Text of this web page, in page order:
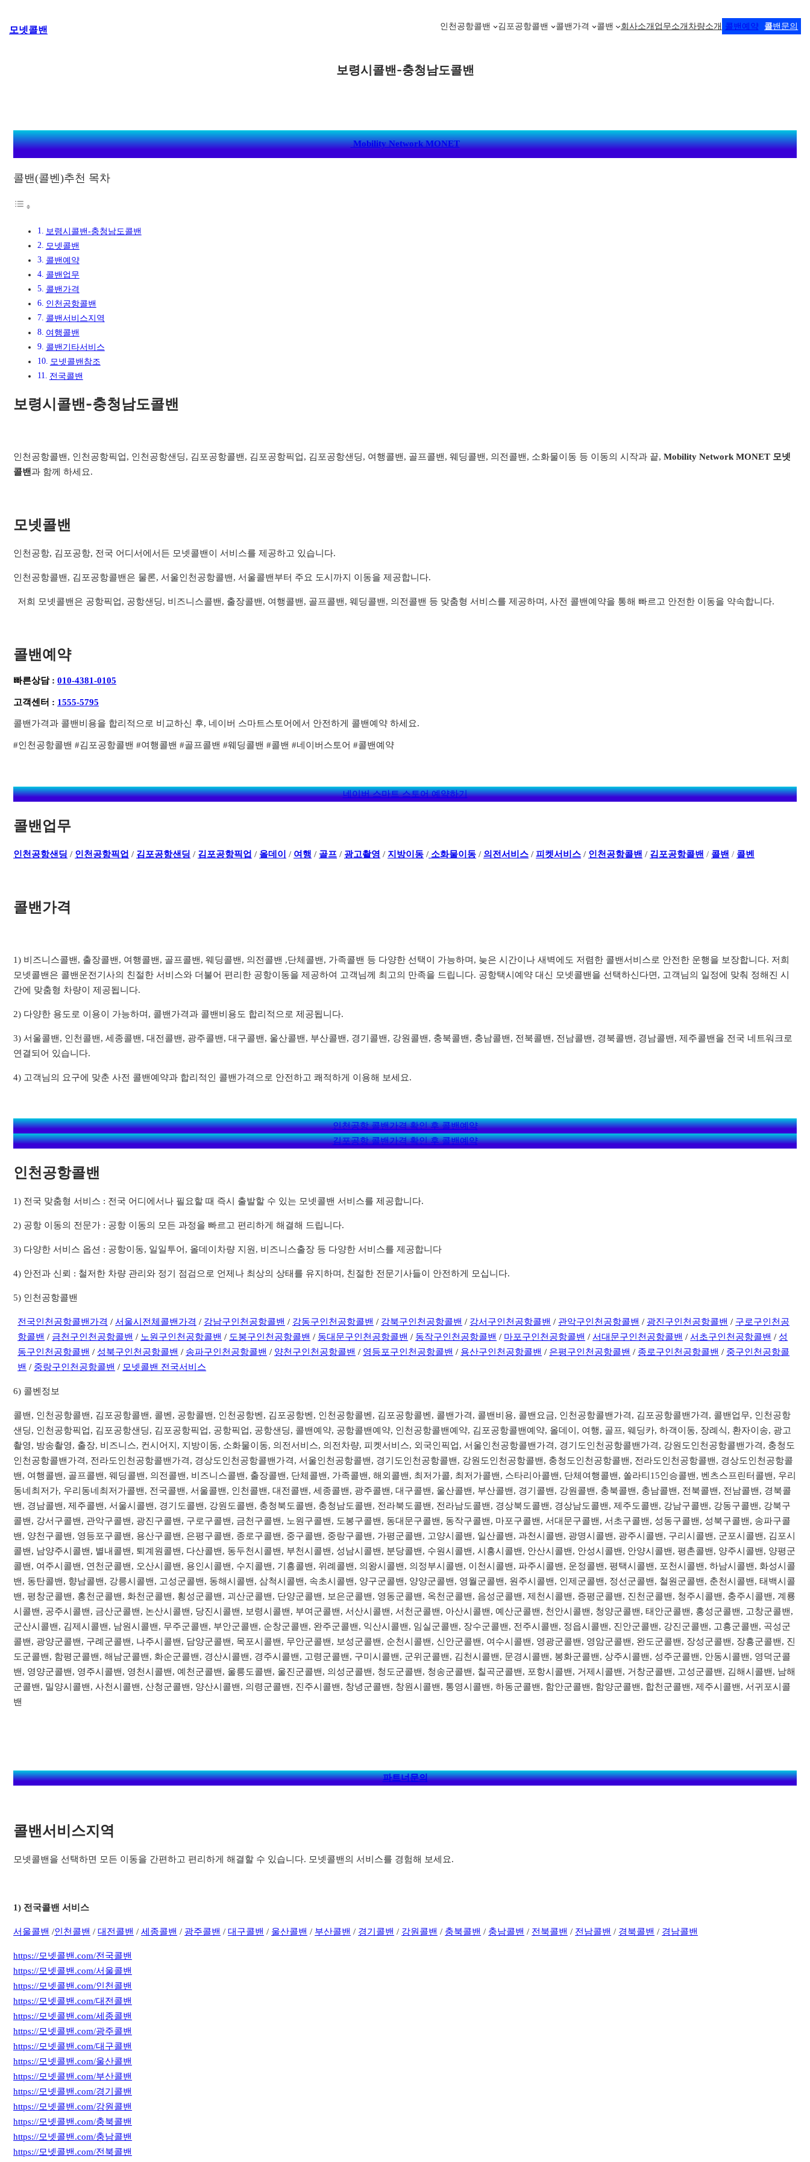
텐
모넷콜밴 인천공항콜밴 김포공항콜밴 콜밴가격 콜밴 회사소개 업무소개 차량소개 콜밴예약 콜밴문의
보령시콜밴-충청남도콜밴
Mobility Network MONET
콜밴(콜벤)추천 목차
보령시콜밴-충청남도콜밴
모넷콜밴
콜밴예약
콜밴업무
콜밴가격
인천공항콜밴
콜밴서비스지역​
여행콜밴​
콜밴기타서비스​
모넷콜밴참조
전국콜밴
보령시콜밴-충청남도콜밴
인천공항콜밴, 인천공항픽업, 인천공항샌딩, 김포공항콜밴, 김포공항픽업, 김포공항샌딩, 여행콜밴, 골프콜밴, 웨딩콜밴, 의전콜밴, 소화물이동 등 이동의 시작과 끝,Mobility Network MONET 모넷
콜밴과 함께 하세요.
모넷콜밴
인천공항, 김포공항, 전국 어디서에서든 모넷콜밴이 서비스를 제공하고 있습니다.
인천공항콜밴, 김포공항콜밴은 물론, 서울인천공항콜밴, 서울콜밴부터 주요 도시까지 이동을 제공합니다.
저희 모넷콜밴은 공항픽업, 공항샌딩, 비즈니스콜밴, 출장콜밴, 여행콜밴, 골프콜밴, 웨딩콜밴, 의전콜밴 등 맞춤형 서비스를 제공하며, 사전 콜밴예약을 통해 빠르고 안전한 이동을 약속합니다.
콜밴예약
빠른상담 :010-4381-0105
고객센터 : 1555-5795
콜밴가격과 콜밴비용을 합리적으로 비교하신 후, 네이버 스마트스토어에서 안전하게 콜밴예약 하세요.
#인천공항콜밴 #김포공항콜밴 #여행콜밴 #골프콜밴 #웨딩콜밴 #콜밴 #네이버스토어 #콜밴예약
네이버 스마트 스토어 예약하기
콜밴업무
인천공항샌딩 / 인천공항픽업 / 김포공항샌딩 / 김포공항픽업 / 올데이 / 여행 / 골프 / 광고촬영 /지방이동 /소화물이동 / 의전서비스 /피켓서비스 / 인천공항콜밴 / 김포공항콜밴 / 콜밴 / 콜벤
콜밴가격
1) 비즈니스콜밴, 출장콜밴, 여행콜밴, 골프콜밴, 웨딩콜밴, 의전콜밴 ,단체콜밴, 가족콜밴 등 다양한 선택이 가능하며, 늦은 시간이나 새벽에도 저렴한 콜밴서비스로 안전한 운행을 보장합니다. 저희
모넷콜밴은 콜밴운전기사의 친절한 서비스와 더불어 편리한 공항이동을 제공하여 고객님께 최고의 만족을 드립니다. 공항택시예약 대신 모넷콜밴을 선택하신다면, 고객님의 일정에 맞춰 정해진 시
간에 맞춤형 차량이 제공됩니다.
2) 다양한 용도로 이용이 가능하며, 콜밴가격과 콜밴비용도 합리적으로 제공됩니다.
3) 서울콜밴, 인천콜밴, 세종콜밴, 대전콜밴, 광주콜밴, 대구콜밴, 울산콜밴, 부산콜밴, 경기콜밴, 강원콜밴, 충북콜밴, 충남콜밴, 전북콜밴, 전남콜밴, 경북콜밴, 경남콜밴, 제주콜밴을 전국 네트워크로
연결되어 있습니다.
4) 고객님의 요구에 맞춘 사전 콜밴예약과 합리적인 콜밴가격으로 안전하고 쾌적하게 이용해 보세요.
인천공항 콜밴가격 확인 후 콜밴예약
김포공항 콜밴가격 확인 후 콜밴예약
인천공항콜밴
1) 전국 맞춤형 서비스 : 전국 어디에서나 필요할 때 즉시 출발할 수 있는 모넷콜밴 서비스를 제공합니다.
2) 공항 이동의 전문가 : 공항 이동의 모든 과정을 빠르고 편리하게 해결해 드립니다.
3) 다양한 서비스 옵션 : 공항이동, 일일투어, 올데이차량 지원, 비즈니스출장 등 다양한 서비스를 제공합니다
4) 안전과 신뢰 : 철저한 차량 관리와 정기 점검으로 언제나 최상의 상태를 유지하며, 친절한 전문기사들이 안전하게 모십니다.
5) 인천공항콜밴
전국인천공항콜밴가격 /서울시전체콜밴가격 / 강남구인천공항콜밴 / 강동구인천공항콜밴 / 강북구인천공항콜밴 / 강서구인천공항콜밴 / 관악구인천공항콜밴 / 광진구인천공항콜밴 / 구로구인천공
항콜밴 / 금천구인천공항콜밴 / 노원구인천공항콜밴 / 도봉구인천공항콜밴 / 동대문구인천공항콜밴 / 동작구인천공항콜밴 / 마포구인천공항콜밴 /서대문구인천공항콜밴 /서초구인천공항콜밴 / 성
동구인천공항콜밴 / 성북구인천공항콜밴 / 송파구인천공항콜밴 / 양천구인천공항콜밴 / 영등포구인천공항콜밴 / 용산구인천공항콜밴 / 은평구인천공항콜밴 / 종로구인천공항콜밴 / 중구인천공항콜
밴 / 중랑구인천공항콜밴 / 모넷콜밴 전국서비스
6) 콜벤정보
콜밴, 인천공항콜밴, 김포공항콜밴, 콜벤, 공항콜밴, 인천공항벤, 김포공항벤, 인천공항콜벤, 김포공항콜벤, 콜밴가격, 콜밴비용, 콜밴요금, 인천공항콜밴가격, 김포공항콜밴가격, 콜밴업무, 인천공항
샌딩, 인천공항픽업, 김포공항샌딩, 김포공항픽업, 공항픽업, 공항샌딩, 콜밴예약, 공항콜밴예약, 인천공항콜밴예약, 김포공항콜밴예약, 올데이, 여행, 골프, 웨딩카, 하객이동, 장례식, 환자이송, 광고
촬영, 방송촬영, 출장, 비즈니스, 컨시어지, 지방이동, 소화물이동, 의전서비스, 의전차량, 피켓서비스, 외국인픽업, 서울인천공항콜밴가격, 경기도인천공항콜밴가격, 강원도인천공항콜밴가격, 충청도
인천공항콜밴가격, 전라도인천공항콜밴가격, 경상도인천공항콜밴가격, 서울인천공항콜밴, 경기도인천공항콜밴, 강원도인천공항콜밴, 충청도인천공항콜밴, 전라도인천공항콜밴, 경상도인천공항콜
밴, 여행콜밴, 골프콜밴, 웨딩콜밴, 의전콜밴, 비즈니스콜밴, 출장콜밴, 단체콜밴, 가족콜밴, 해외콜밴, 최저가콜, 최저가콜밴, 스타리아콜밴, 단체여행콜밴, 쏠라티15인승콜밴, 벤츠스프린터콜밴, 우리
동네최저가, 우리동네최저가콜밴, 전국콜밴, 서울콜밴, 인천콜밴, 대전콜밴, 세종콜밴, 광주콜밴, 대구콜밴, 울산콜밴, 부산콜밴, 경기콜밴, 강원콜밴, 충북콜밴, 충남콜밴, 전북콜밴, 전남콜밴, 경북콜
밴, 경남콜밴, 제주콜밴, 서울시콜밴, 경기도콜밴, 강원도콜밴, 충청북도콜밴, 충청남도콜밴, 전라북도콜밴, 전라남도콜밴, 경상북도콜밴, 경상남도콜밴, 제주도콜밴, 강남구콜밴, 강동구콜밴, 강북구
콜밴, 강서구콜밴, 관악구콜밴, 광진구콜밴, 구로구콜밴, 금천구콜밴, 노원구콜밴, 도봉구콜밴, 동대문구콜밴, 동작구콜밴, 마포구콜밴, 서대문구콜밴, 서초구콜밴, 성동구콜밴, 성북구콜밴, 송파구콜
밴, 양천구콜밴, 영등포구콜밴, 용산구콜밴, 은평구콜밴, 종로구콜밴, 중구콜밴, 중랑구콜밴, 가평군콜밴, 고양시콜밴, 일산콜밴, 과천시콜밴, 광명시콜밴, 광주시콜밴, 구리시콜밴, 군포시콜밴, 김포시
콜밴, 남양주시콜밴, 별내콜밴, 퇴계원콜밴, 다산콜밴, 동두천시콜밴, 부천시콜밴, 성남시콜밴, 분당콜밴, 수원시콜밴, 시흥시콜밴, 안산시콜밴, 안성시콜밴, 안양시콜밴, 평촌콜밴, 양주시콜밴, 양평군
콜밴, 여주시콜밴, 연천군콜밴, 오산시콜밴, 용인시콜밴, 수지콜밴, 기흥콜밴, 위례콜밴, 의왕시콜밴, 의정부시콜밴, 이천시콜밴, 파주시콜밴, 운정콜밴, 평택시콜밴, 포천시콜밴, 하남시콜밴, 화성시콜
밴, 동탄콜밴, 향남콜밴, 강릉시콜밴, 고성군콜밴, 동해시콜밴, 삼척시콜밴, 속초시콜밴, 양구군콜밴, 양양군콜밴, 영월군콜밴, 원주시콜밴, 인제군콜밴, 정선군콜밴, 철원군콜밴, 춘천시콜밴, 태백시콜
밴, 평창군콜밴, 홍천군콜밴, 화천군콜밴, 횡성군콜밴, 괴산군콜밴, 단양군콜밴, 보은군콜밴, 영동군콜밴, 옥천군콜밴, 음성군콜밴, 제천시콜밴, 증평군콜밴, 진천군콜밴, 청주시콜밴, 충주시콜밴, 계룡
시콜밴, 공주시콜밴, 금산군콜밴, 논산시콜밴, 당진시콜밴, 보령시콜밴, 부여군콜밴, 서산시콜밴, 서천군콜밴, 아산시콜밴, 예산군콜밴, 천안시콜밴, 청양군콜밴, 태안군콜밴, 홍성군콜밴, 고창군콜밴,
군산시콜밴, 김제시콜밴, 남원시콜밴, 무주군콜밴, 부안군콜밴, 순창군콜밴, 완주군콜밴, 익산시콜밴, 임실군콜밴, 장수군콜밴, 전주시콜밴, 정읍시콜밴, 진안군콜밴, 강진군콜밴, 고흥군콜밴, 곡성군
콜밴, 광양군콜밴, 구례군콜밴, 나주시콜밴, 담양군콜밴, 목포시콜밴, 무안군콜밴, 보성군콜밴, 순천시콜밴, 신안군콜밴, 여수시콜밴, 영광군콜밴, 영암군콜밴, 완도군콜밴, 장성군콜밴, 장흥군콜밴, 진
도군콜밴, 함평군콜밴, 해남군콜밴, 화순군콜밴, 경산시콜밴, 경주시콜밴, 고령군콜밴, 구미시콜밴, 군위군콜밴, 김천시콜밴, 문경시콜밴, 봉화군콜밴, 상주시콜밴, 성주군콜밴, 안동시콜밴, 영덕군콜
밴, 영양군콜밴, 영주시콜밴, 영천시콜밴, 예천군콜밴, 울릉도콜밴, 울진군콜밴, 의성군콜밴, 청도군콜밴, 청송군콜밴, 칠곡군콜밴, 포항시콜밴, 거제시콜밴, 거창군콜밴, 고성군콜밴, 김해시콜밴, 남해
군콜밴, 밀양시콜밴, 사천시콜밴, 산청군콜밴, 양산시콜밴, 의령군콜밴, 진주시콜밴, 창녕군콜밴, 창원시콜밴, 통영시콜밴, 하동군콜밴, 함안군콜밴, 함양군콜밴, 합천군콜밴, 제주시콜밴, 서귀포시콜
밴
파트너문의
콜밴서비스지역​
모넷콜밴을 선택하면 모든 이동을 간편하고 편리하게 해결할 수 있습니다. 모넷콜밴의 서비스를 경험해 보세요.
1) 전국콜밴 서비스
서 울콜밴 /인천콜밴 /대전콜밴 /세종콜밴 / 광주콜밴 /대구콜밴 / 울산콜밴 / 부산콜밴 / 경기콜밴 / 강원콜밴 / 충북콜밴 / 충남콜밴 / 전북콜밴 / 전남콜밴 / 경북콜밴 / 경남콜밴
https://모넷콜밴.com/전국콜밴
https://모넷콜밴.com/서울콜밴
https://모넷콜밴.com/인천콜밴
https://모넷콜밴.com/대전콜밴
https://모넷콜밴.com/세종콜밴
https://모넷콜밴.com/광주콜밴
https://모넷콜밴.com/대구콜밴
https://모넷콜밴.com/울산콜밴
https://모넷콜밴.com/부산콜밴
https://모넷콜밴.com/경기콜밴
https://모넷콜밴.com/강원콜밴
https://모넷콜밴.com/충북콜밴
https://모넷콜밴.com/충남콜밴
https://모넷콜밴.com/전북콜밴